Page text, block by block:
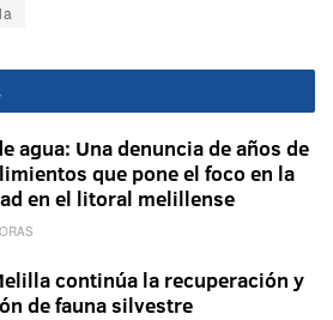
agua: Una denuncia de años de
que pone el foco en la
en el litoral melillense
continúa la recuperación y
de fauna silvestre